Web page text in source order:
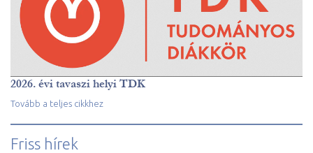
2026. évi tavaszi helyi TDK
Tovább a teljes cikkhez
Friss hírek